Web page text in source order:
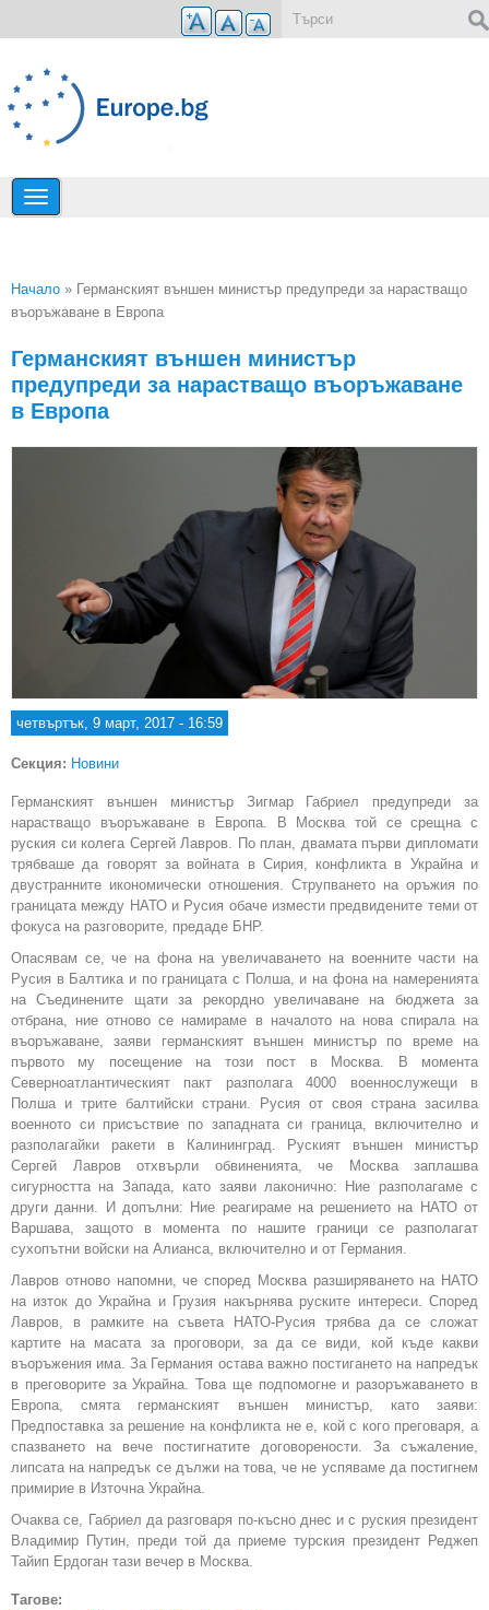
Премини към основното съдържание
Вие сте тук
Начало » Германският външен министър предупреди за нарастващо
въоръжаване в Европа
Германският външен министър
предупреди за нарастващо въоръжаване
в Европа
четвъртък, 9 март, 2017 - 16:59
Секция: Новини
Германският външен министър Зигмар Габриел предупреди за
нарастващо въоръжаване в Европа. В Москва той се срещна с
руския си колега Сергей Лавров. По план, двамата първи дипломати
трябваше да говорят за войната в Сирия, конфликта в Украйна и
двустранните икономически отношения. Струпването на оръжия по
границата между НАТО и Русия обаче измести предвидените теми от
фокуса на разговорите, предаде БНР.
Опасявам се, че на фона на увеличаването на военните части на
Русия в Балтика и по границата с Полша, и на фона на намеренията
на Съединените щати за рекордно увеличаване на бюджета за
отбрана, ние отново се намираме в началото на нова спирала на
въоръжаване, заяви германският външен министър по време на
първото му посещение на този пост в Москва. В момента
Северноатлантическият пакт разполага 4000 военнослужещи в
Полша и трите балтийски страни. Русия от своя страна засилва
военното си присъствие по западната си граница, включително и
разполагайки ракети в Калининград. Руският външен министър
Сергей Лавров отхвърли обвиненията, че Москва заплашва
сигурността на Запада, като заяви лаконично: Ние разполагаме с
други данни. И допълни: Ние реагираме на решението на НАТО от
Варшава, защото в момента по нашите граници се разполагат
сухопътни войски на Алианса, включително и от Германия.
Лавров отново напомни, че според Москва разширяването на НАТО
на изток до Украйна и Грузия накърнява руските интереси. Според
Лавров, в рамките на съвета НАТО-Русия трябва да се сложат
картите на масата за проговори, за да се види, кой къде какви
въоръжения има. За Германия остава важно постигането на напредък
в преговорите за Украйна. Това ще подпомогне и разоръжаването в
Европа, смята германският външен министър, като заяви:
Предпоставка за решение на конфликта не е, кой с кого преговаря, а
спазването на вече постигнатите договорености. За съжаление,
липсата на напредък се дължи на това, че не успяваме да постигнем
примирие в Източна Украйна.
Очаква се, Габриел да разговаря по-късно днес и с руския президент
Владимир Путин, преди той да приеме турския президент Реджеп
Тайип Ердоган тази вечер в Москва.
Тагове: